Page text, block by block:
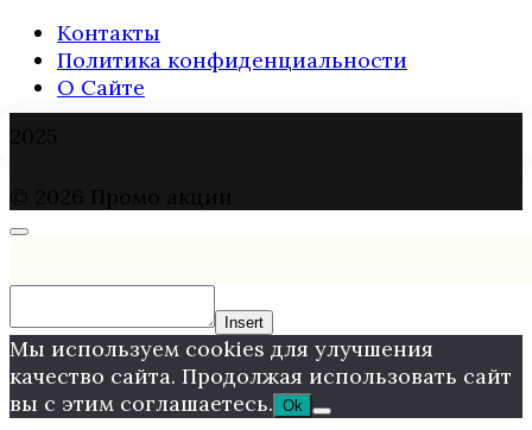
Контакты
Политика конфиденциальности
О Сайте
Insert
Мы используем cookies для улучшения
качество сайта. Продолжая использовать сайт
вы с этим соглашаетесь. Ok